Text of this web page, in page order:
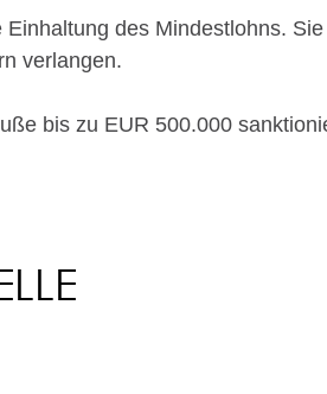
des Mindestlohns.
verlangen.
bis zu EUR 500.000